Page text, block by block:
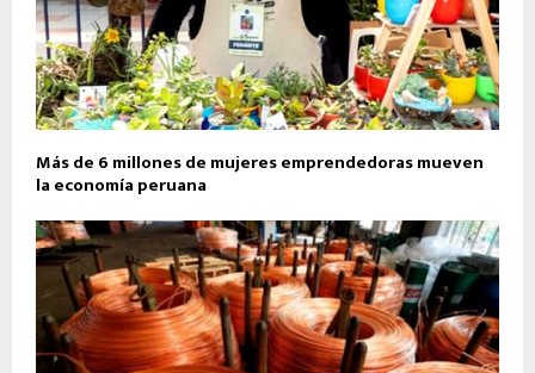
Más de 6 millones de mujeres emprendedoras mueven
la economía peruana